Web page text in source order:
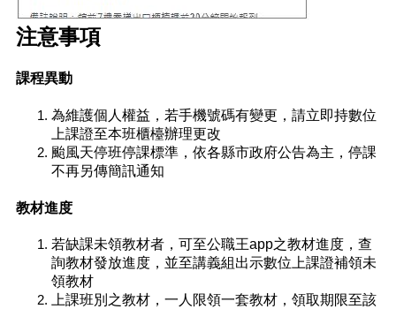
注意事項
課程異動
為維護個人權益，若手機號碼有變更，請立即持數位
上課證至本班櫃檯辦理更改
颱風天停班停課標準，依各縣市政府公告為主，停課
不再另傳簡訊通知
教材進度
若缺課未領教材者，可至公職王app之教材進度，查
詢教材發放進度，並至講義組出示數位上課證補領未
領教材
上課班別之教材，一人限領一套教材，領取期限至該